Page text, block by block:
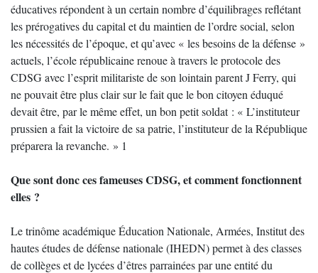
éducatives répondent à un certain nombre d’équilibrages reflétant
les prérogatives du capital et du maintien de l’ordre social, selon
les nécessités de l’époque, et qu’avec « les besoins de la défense »
actuels, l’école républicaine renoue à travers le protocole des
CDSG avec l’esprit militariste de son lointain parent J Ferry, qui
ne pouvait être plus clair sur le fait que le bon citoyen éduqué
devait être, par le même effet, un bon petit soldat : « L’instituteur
prussien a fait la victoire de sa patrie, l’instituteur de la République
préparera la revanche. » 1
Que sont donc ces fameuses CDSG, et comment fonctionnent
elles ?
Le trinôme académique Éducation Nationale, Armées, Institut des
hautes études de défense nationale (IHEDN) permet à des classes
de collèges et de lycées d’êtres parrainées par une entité du